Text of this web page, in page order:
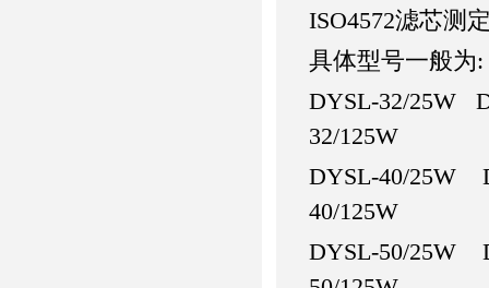
ISO4572滤芯测
具体型号一般为:
DYSL-32/25W
32/125W
DYSL-40/25W
40/125W
DYSL-50/25W